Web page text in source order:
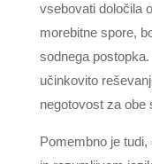
vsebovati določila
morebitne spore,
sodnega
učinkovito
negotovost za obe
Pomembno je